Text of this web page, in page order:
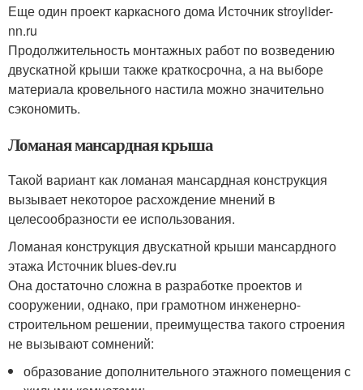
Еще один проект каркасного дома Источник stroylider-
nn.ru
Продолжительность монтажных работ по возведению
двускатной крыши также краткосрочна, а на выборе
материала кровельного настила можно значительно
сэкономить.
Ломаная мансардная крыша
Такой вариант как ломаная мансардная конструкция
вызывает некоторое расхождение мнений в
целесообразности ее использования.
Ломаная конструкция двускатной крыши мансардного
этажа Источник blues-dev.ru
Она достаточно сложна в разработке проектов и
сооружении, однако, при грамотном инженерно-
строительном решении, преимущества такого строения
не вызывают сомнений:
образование дополнительного этажного помещения с